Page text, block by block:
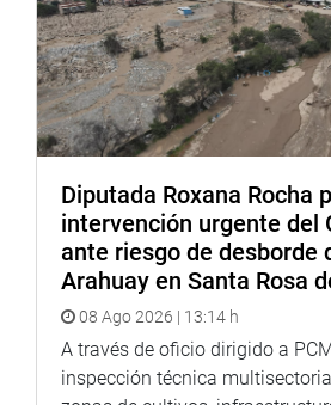
participen también los gobernantes
integrantes del Poder Ejecutivo.
Camones Soriano visitó los
Bolognesi. En Cabana se realizó la
Bancada Áncash con la presencia
ancashinos.
Despacho de la congresista Lady
Diputada Roxana Rocha
intervención urgente del
ante riesgo de desborde
Arahuay en Santa Rosa
08 Ago 2026 | 13:14 h
A través de oficio dirigido a
inspección técnica